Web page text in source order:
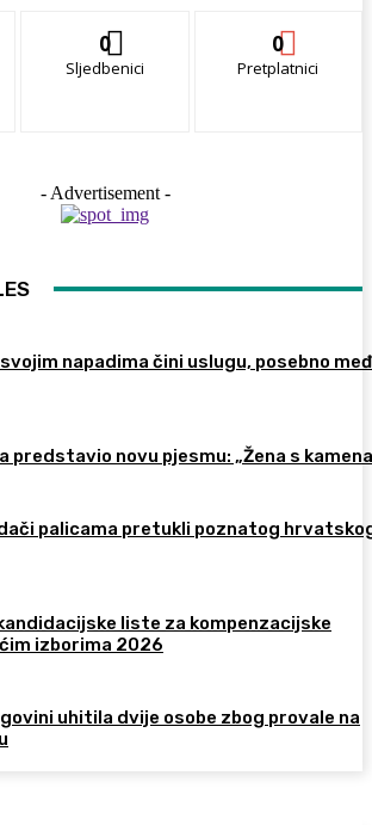
0
Sljedbenici
0
Pretplatnici
- Advertisement -
napadima čini uslugu, posebno
predstavio novu pjesmu: „Žena s
palicama pretukli poznatog
liste za kompenzacijske
izborima 2026
uhitila dvije osobe zbog provale na